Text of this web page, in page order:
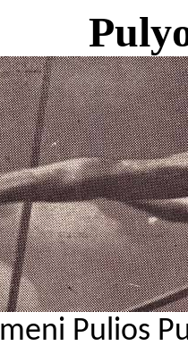
Pulios